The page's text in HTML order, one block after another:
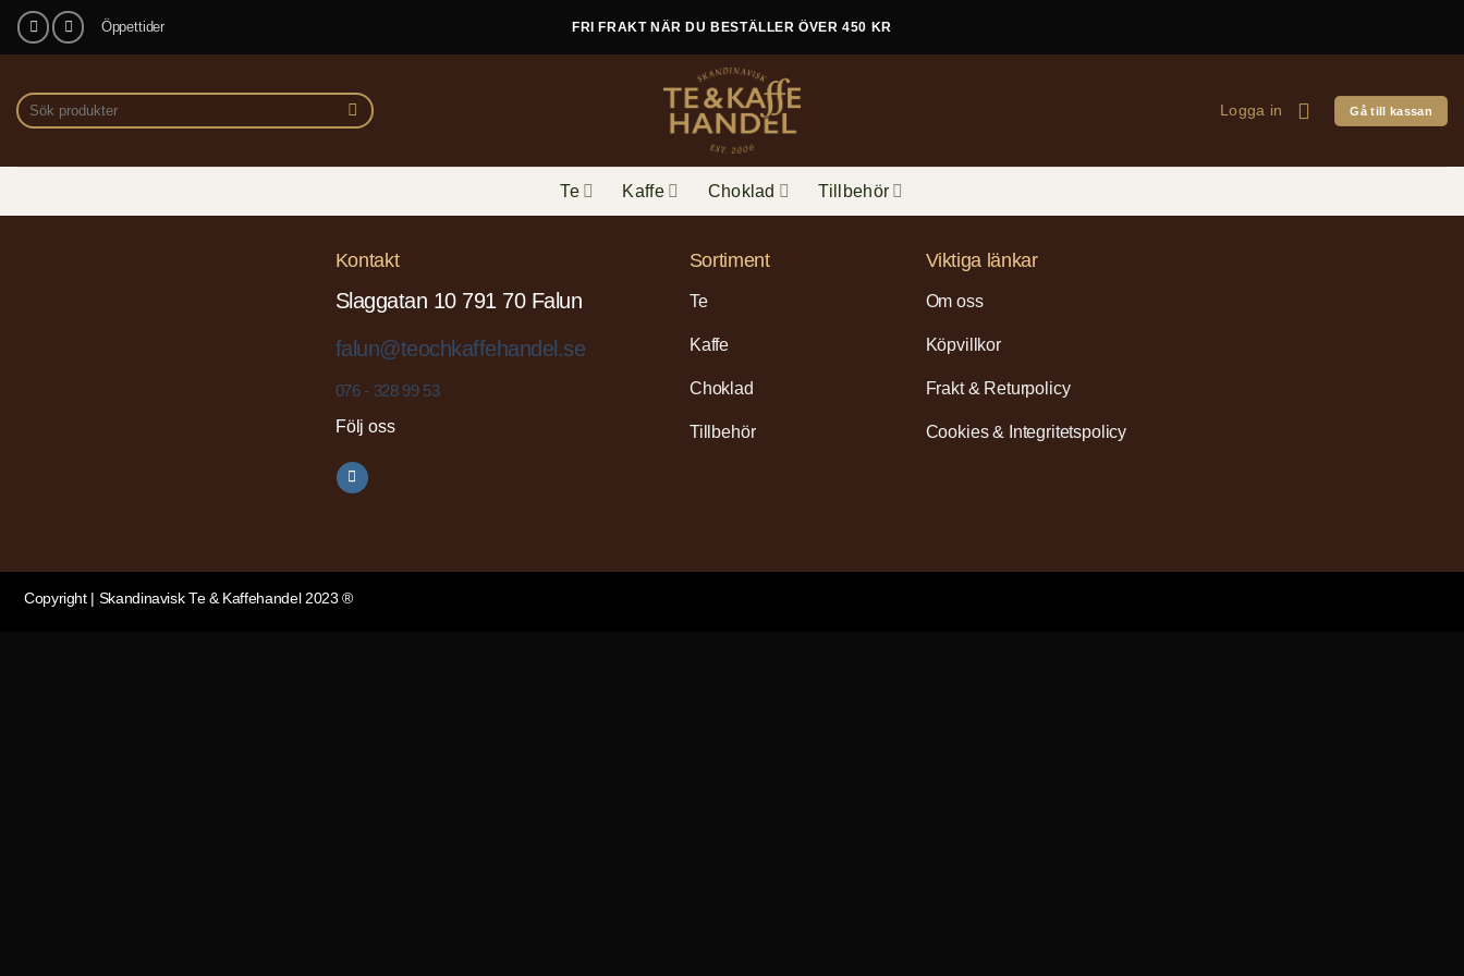
Skip
Öppettider FRI FRAKT NÄR DU BESTÄLLER ÖVER 450 KR
Sök
efter:
Logga in Gå till kassan
Te Kaffe Choklad Tillbehör
Kontakt
Slaggatan 10 791 70 Falun
falun@teochkaffehandel.se
076 - 328 99 53
Följ oss
Sortiment
Te
Kaffe
Choklad
Tillbehör
Viktiga länkar
Om oss
Köpvillkor
Frakt & Returpolicy
Cookies & Integritetspolicy
Copyright | Skandinavisk Te & Kaffehandel 2023 ®